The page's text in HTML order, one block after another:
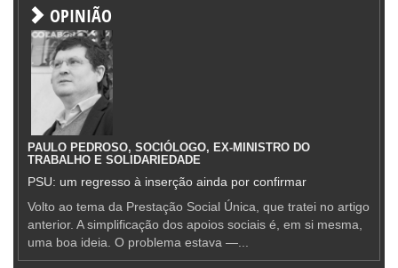
OPINIÃO
PAULO PEDROSO, SOCIÓLOGO, EX-MINISTRO DO
TRABALHO E SOLIDARIEDADE
PSU: um regresso à inserção ainda por confirmar
Volto ao tema da Prestação Social Única, que tratei no artigo
anterior. A simplificação dos apoios sociais é, em si mesma,
uma boa ideia. O problema estava —...